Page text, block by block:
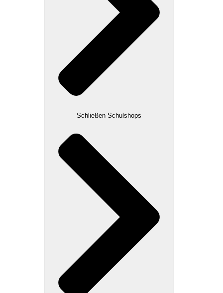
Schließen Schulshops